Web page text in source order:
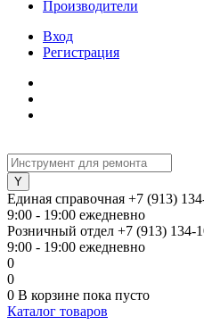
Производители
Вход
Регистрация
Единая справочная +7 (913)
9:00 - 19:00 ежедневно
Розничный отдел +7 (913) 134-
9:00 - 19:00 ежедневно
0
0
0 В корзине пока пусто
Каталог товаров